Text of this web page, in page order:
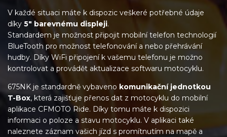
V každé situaci máte k dispozic veškeré potřebné údaje
díky 5″ barevnému displeji.
Standardem je možnost připojit mobilní telefon technologií
BlueTooth pro možnost telefonování a nebo přehrávání
hudby. Díky WiFi připojení k vašemu telefonu je možno
kontrolovat a provádět aktualizace softwaru motocyklu.
675NK je standardně vybaveno komunikační jednotkou
T-Box, která zajišťuje přenos dat z motocyklu do mobilní
aplikace CFMOTO Ride. Díky tomu máte k dispozici
informaci o poloze a stavu motocyklu. V aplikaci také
naleznete záznam vašich jízd s promítnutím na mapě a